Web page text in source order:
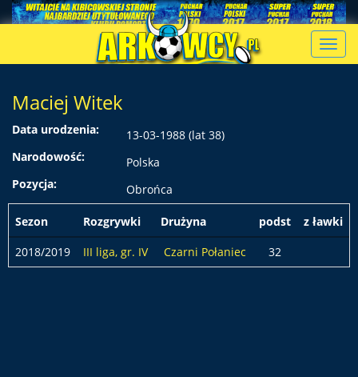
Maciej Witek
Data urodzenia:
13-03-1988 (lat 38)
Narodowość:
Polska
Pozycja:
Obrońca
Sezon Rozgrywki Drużyna podst
z ławki
2018/2019
III liga, gr. IV Czarni Połaniec 32